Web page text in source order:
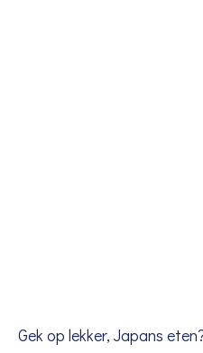
Gek op lekker, Japans